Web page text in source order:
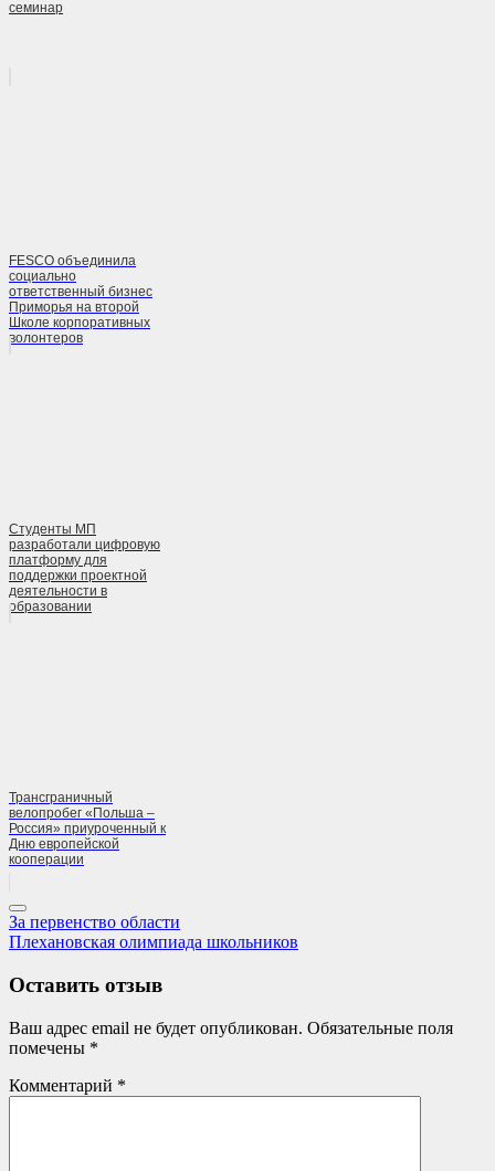
семинар
FESCO объединила
социально
ответственный бизнес
Приморья на второй
Школе корпоративных
волонтеров
Студенты МП
разработали цифровую
платформу для
поддержки проектной
деятельности в
образовании
Трансграничный
велопробег «Польша –
Россия» приуроченный к
Дню европейской
кооперации
Навигация
по
записям
Previous
Post:
За первенство области
Next
Плехановская олимпиада школьников
Оставить отзыв
Ваш адрес email не будет опубликован. Обязательные поля
помечены *
Комментарий *